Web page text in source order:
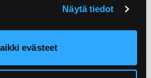
Näytä tiedot
evästeet